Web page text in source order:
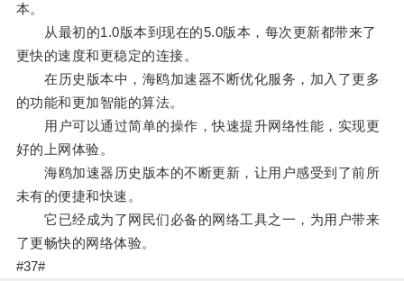
本。
从最初的1.0版本到现在的5.0版本，每次更新都带来了
更快的速度和更稳定的连接。
在历史版本中，海鸥加速器不断优化服务，加入了更多
的功能和更加智能的算法。
用户可以通过简单的操作，快速提升网络性能，实现更
好的上网体验。
海鸥加速器历史版本的不断更新，让用户感受到了前所
未有的便捷和快速。
它已经成为了网民们必备的网络工具之一，为用户带来
了更畅快的网络体验。
#37#